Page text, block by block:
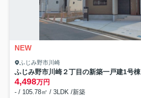
NEW
ふじみ野市川崎
ふじみ野市川崎２丁目の新築一戸建1号棟
4,498万円
- / 105.78㎡ / 3LDK /新築